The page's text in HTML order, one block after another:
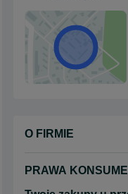
O FIRMIE
PRAWA